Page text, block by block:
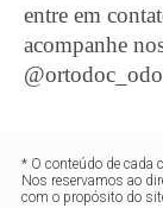
entre em
acompanhe
* O conteúdo de cada
Nos reservamos ao
com o propósito do